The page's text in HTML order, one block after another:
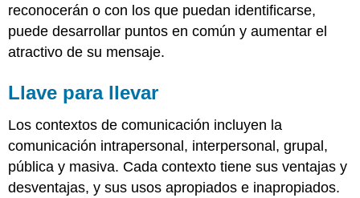
reconocerán o con los que puedan identificarse,
puede desarrollar puntos en común y aumentar el
atractivo de su mensaje.
Llave para llevar
Los contextos de comunicación incluyen la
comunicación intrapersonal, interpersonal, grupal,
pública y masiva. Cada contexto tiene sus ventajas y
desventajas, y sus usos apropiados e inapropiados.